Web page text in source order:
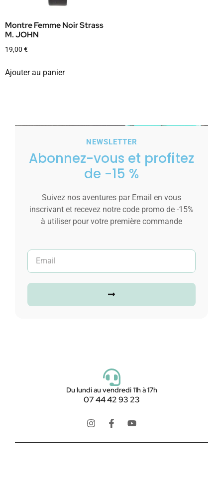
Montre Femme Noir Strass
M. JOHN
19,00 €
Ajouter au panier
NEWSLETTER
Abonnez-vous et profitez
de -15 %
Suivez nos aventures par Email en vous
inscrivant et recevez notre code promo de -15%
à utiliser pour votre première commande
Du lundi au vendredi 11h à 17h
07 44 42 93 23